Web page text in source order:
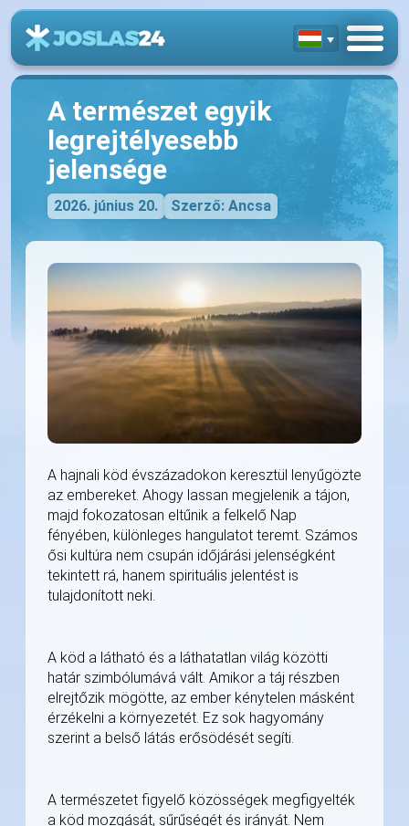
A természet egyik
legrejtélyesebb
jelensége
2026. június 20. Szerző: Ancsa
A hajnali köd évszázadokon keresztül lenyűgözte
az embereket. Ahogy lassan megjelenik a tájon,
majd fokozatosan eltűnik a felkelő Nap
fényében, különleges hangulatot teremt. Számos
ősi kultúra nem csupán időjárási jelenségként
tekintett rá, hanem spirituális jelentést is
tulajdonított neki.
A köd a látható és a láthatatlan világ közötti
határ szimbólumává vált. Amikor a táj részben
elrejtőzik mögötte, az ember kénytelen másként
érzékelni a környezetét. Ez sok hagyomány
szerint a belső látás erősödését segíti.
A természetet figyelő közösségek megfigyelték
a köd mozgását, sűrűségét és irányát. Nem